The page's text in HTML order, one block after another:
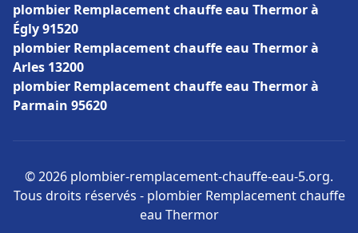
plombier Remplacement chauffe eau Thermor à
Égly 91520
plombier Remplacement chauffe eau Thermor à
Arles 13200
plombier Remplacement chauffe eau Thermor à
Parmain 95620
© 2026 plombier-remplacement-chauffe-eau-5.org.
Tous droits réservés - plombier Remplacement chauffe
eau Thermor